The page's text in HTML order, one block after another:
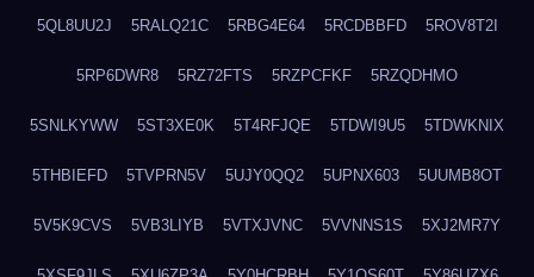
5QL8UU2J 5RALQ21C 5RBG4E64 5RCDBBFD 5ROV8T2I
5RP6DWR8 5RZ72FTS 5RZPCFKF 5RZQDHMO
5SNLKYWW 5ST3XE0K 5T4RFJQE 5TDWI9U5 5TDWKNIX
5THBIEFD 5TVPRN5V 5UJY0QQ2 5UPNX603 5UUMB8OT
5V5K9CVS 5VB3LIYB 5VTXJVNC 5VVNNS1S 5XJ2MR7Y